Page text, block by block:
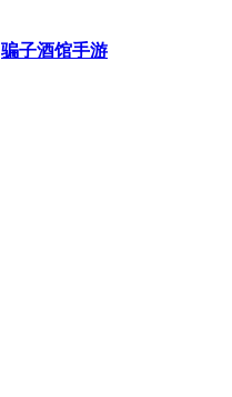
骗子酒馆手游